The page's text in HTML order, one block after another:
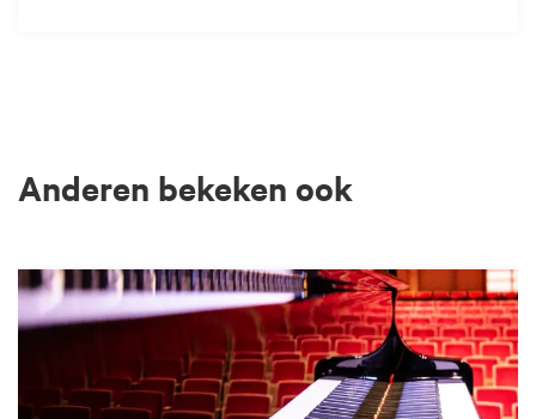
Anderen bekeken ook